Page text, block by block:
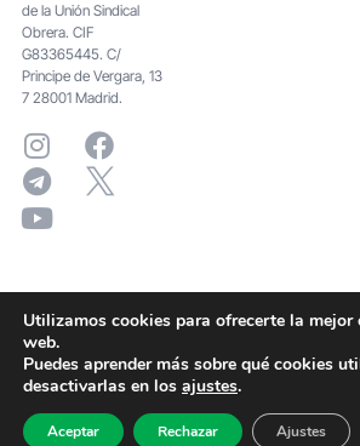
de la Unión Sindical
Obrera. CIF
G83365445. C/
Principe de Vergara, 13
7 28001 Madrid.
Utilizamos cookies para ofrecerte la mejor
web.
Puedes aprender más sobre qué cookies
desactivarlas en los ajustes.
Aceptar Rechazar Ajustes